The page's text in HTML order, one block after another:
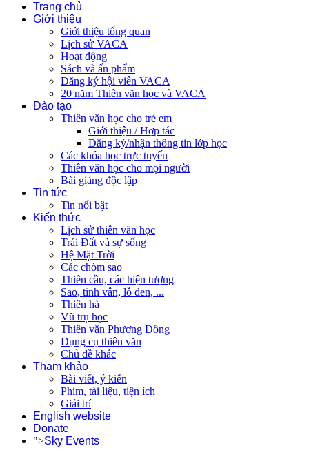
Trang chủ
Giới thiệu
Giới thiệu tổng quan
Lịch sử VACA
Hoạt động
Sách và ấn phẩm
Đăng ký hội viên VACA
20 năm Thiên văn học và VACA
Đào tạo
Thiên văn học cho trẻ em
Giới thiệu / Hợp tác
Đăng ký/nhận thông tin lớp học
Các khóa học trực tuyến
Thiên văn học cho mọi người
Bài giảng độc lập
Tin tức
Tin nổi bật
Kiến thức
Lịch sử thiên văn học
Trái Đất và sự sống
Hệ Mặt Trời
Các chòm sao
Thiên cầu, các hiện tượng
Sao, tinh vân, lỗ đen, ...
Thiên hà
Vũ trụ học
Thiên văn Phương Đông
Dụng cụ thiên văn
Chủ đề khác
Tham khảo
Bài viết, ý kiến
Phim, tài liệu, tiện ích
Giải trí
English website
Donate
">Sky Events